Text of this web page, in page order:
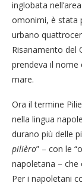
inglobata
omonimi, è stata
urbano
Risanamento del
prendeva il nome
mare.
Ora il termine
nella lingua
durano più delle
pilièro” – con le
napoletana – che
Per i napoletani